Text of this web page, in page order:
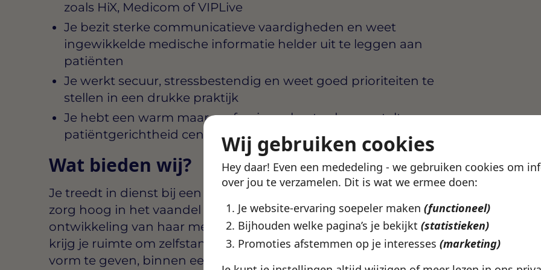
Wij gebruiken cookies
Hey daar! Even een mededeling - we gebruiken cookies om
over jou te verzamelen. Dit is wat we ermee doen:
Je website-ervaring soepeler maken (functioneel)
Bijhouden welke pagina’s je bekijkt (statistieken)
Promoties afstemmen op je interesses (marketing)
zoals HiX, Medicom of VIPLive
Je bezit sterke communicatieve vaardigheden en weet
ingewikkelde medische informatie helder uit te leggen aan
patiënten
Je werkt secuur, stressbestendig en weet goed prioriteiten te
stellen in een drukke praktijk
Je hebt een warm maar professioneel optreden en stelt
patiëntgerichtheid centraal in alles wat je doet
Wat bieden wij?
Je treedt in dienst bij een huisartsenpraktijk die kwaliteit van
zorg hoog in het vaandel heeft staan en volop investeert in de
ontwikkeling van haar medewerkers. Als Praktijkondersteuner
krijg je ruimte om zelfstandig te werken en je eigen spreekuren
vorm te geven, binnen een hecht en betrokken team.